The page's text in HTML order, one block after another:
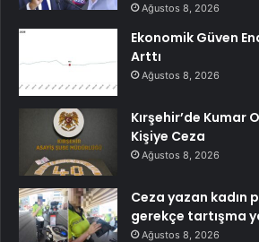
Ağustos 8, 2026
Ekonomik Güven
Arttı
Ağustos 8, 2026
Kırşehir’de Kumar
Kişiye Ceza
Ağustos 8, 2026
Ceza yazan kadın
gerekçe tartışma
Ağustos 8, 2026